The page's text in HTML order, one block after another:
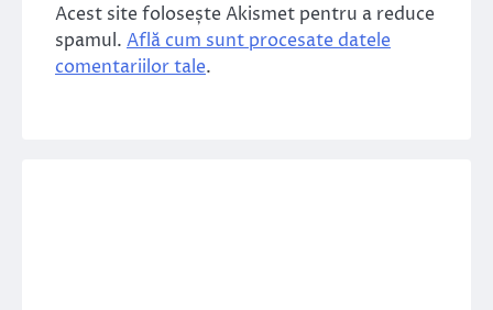
Acest site folosește Akismet pentru a reduce
spamul. Află cum sunt procesate datele
comentariilor tale.